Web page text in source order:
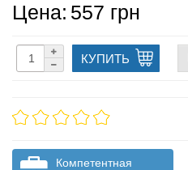
Цена: 557 грн
КУПИТЬ
Компетентная